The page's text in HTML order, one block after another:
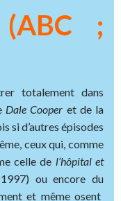
(ABC ;
totalement dans
Dale Cooper et de la
si d’autres épisodes
ceux qui, comme
celle de l’hôpital et
ou encore du
et même osent